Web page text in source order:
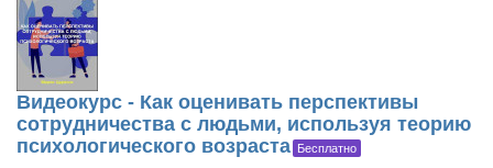
Видеокурс - Как оценивать перспективы
сотрудничества с людьми, используя теорию
психологического возраста Бесплатно